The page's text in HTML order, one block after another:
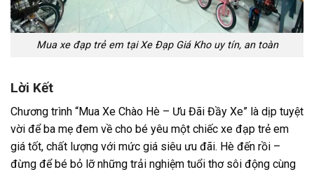
Mua xe đạp trẻ em tại Xe Đạp Giá Kho uy tín, an toàn
Lời Kết
Chương trình “Mua Xe Chào Hè – Ưu Đãi Đầy Xe” là dịp tuyệt
vời để ba mẹ đem về cho bé yêu một chiếc xe đạp trẻ em
giá tốt, chất lượng với mức giá siêu ưu đãi. Hè đến rồi –
đừng để bé bỏ lỡ những trải nghiệm tuổi thơ sôi động cùng